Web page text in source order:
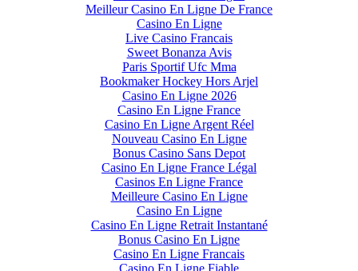
Meilleur Casino En Ligne De France
Casino En Ligne
Live Casino Francais
Sweet Bonanza Avis
Paris Sportif Ufc Mma
Bookmaker Hockey Hors Arjel
Casino En Ligne 2026
Casino En Ligne France
Casino En Ligne Argent Réel
Nouveau Casino En Ligne
Bonus Casino Sans Depot
Casino En Ligne France Légal
Casinos En Ligne France
Meilleure Casino En Ligne
Casino En Ligne
Casino En Ligne Retrait Instantané
Bonus Casino En Ligne
Casino En Ligne Francais